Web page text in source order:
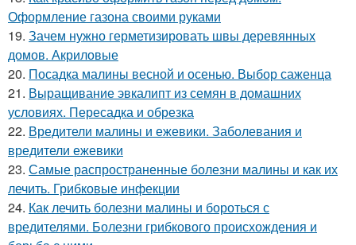
Оформление газона своими руками
19. Зачем нужно герметизировать швы деревянных
домов. Акриловые
20. Посадка малины весной и осенью. Выбор саженца
21. Выращивание эвкалипт из семян в домашних
условиях. Пересадка и обрезка
22. Вредители малины и ежевики. Заболевания и
вредители ежевики
23. Самые распространенные болезни малины и как их
лечить. Грибковые инфекции
24. Как лечить болезни малины и бороться с
вредителями. Болезни грибкового происхождения и